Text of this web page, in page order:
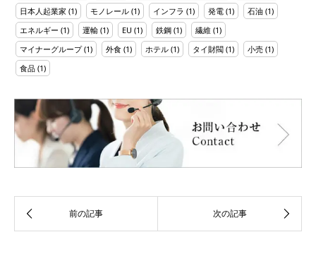
日本人起業家 (1) モノレール (1) インフラ (1) 発電 (1) 石油 (1)
エネルギー (1) 運輸 (1) EU (1) 鉄鋼 (1) 繊維 (1)
マイナーグループ(1) 外食 (1) ホテル (1) タイ財閥 (1) 小売 (1)
食品 (1)